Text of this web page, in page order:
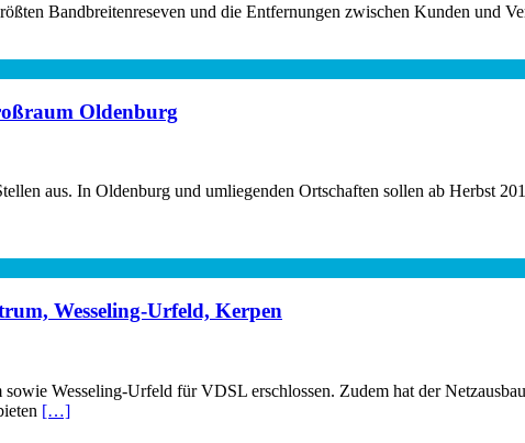
Bandbreitenreseven und die Entfernungen zwischen Kunden und
Oldenburg
aus. In Oldenburg und umliegenden Ortschaften sollen ab Herbst
Wesseling-Urfeld, Kerpen
Wesseling-Urfeld für VDSL erschlossen. Zudem hat der
[…]